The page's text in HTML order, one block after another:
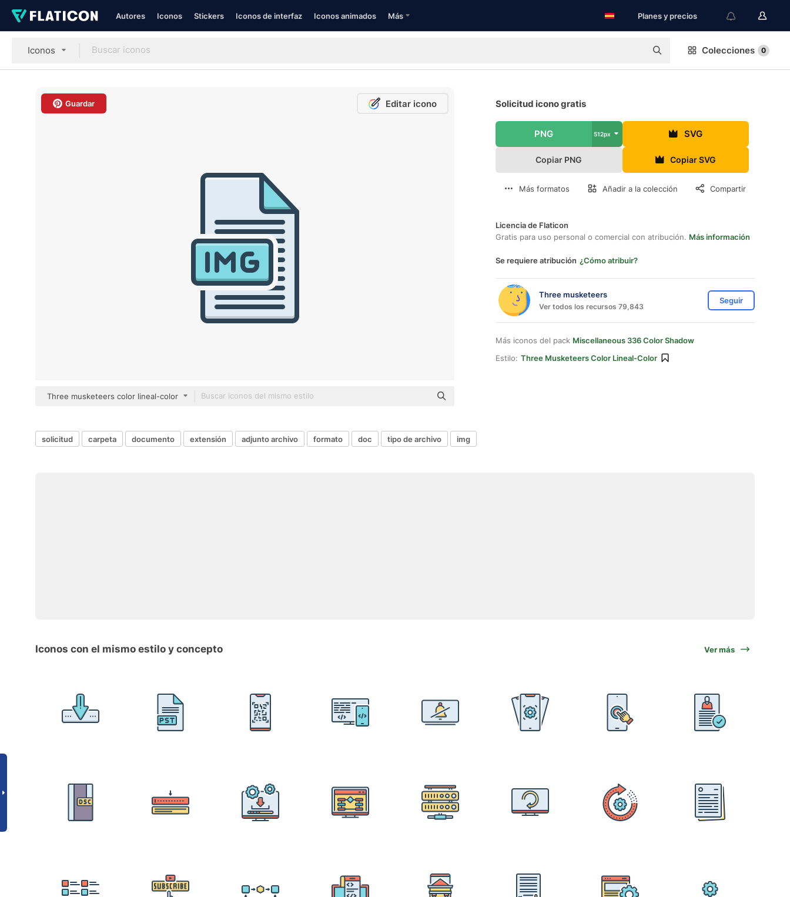
Autores Iconos Stickers Iconos de interfaz Iconos animados Más Planes y precios
Iconos Colecciones 0
Guardar Editar icono
Three musketeers color lineal-color
Solicitud icono gratis
PNG 512px SVG
Copiar PNG Copiar SVG
Más formatos Añadir a la colección Compartir
Licencia de Flaticon
Gratis para uso personal o comercial con atribución. Más información
Se requiere atribución ¿Cómo atribuir?
Three musketeers
Ver todos los recursos 79,843
Seguir
Más iconos del pack Miscellaneous 336 Color Shadow
Estilo: Three Musketeers Color Lineal-Color
solicitud carpeta documento extensión adjunto archivo formato doc tipo de archivo img
Iconos con el mismo estilo y concepto Ver más